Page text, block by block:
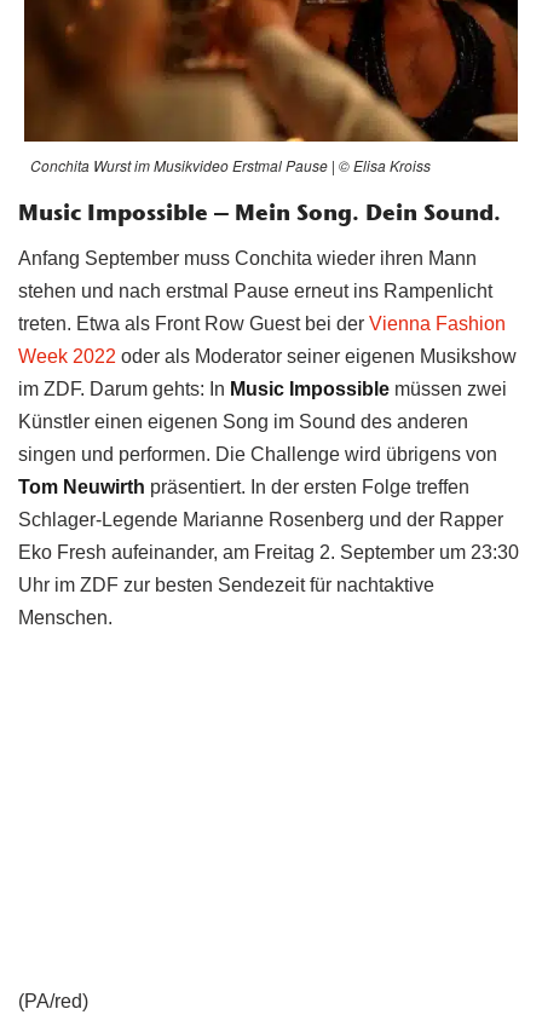
Conchita Wurst im Musikvideo Erstmal Pause | © Elisa Kroiss
Music Impossible – Mein Song. Dein Sound.
Anfang September muss Conchita wieder ihren Mann
stehen und nach erstmal Pause erneut ins Rampenlicht
treten. Etwa als Front Row Guest bei der Vienna Fashion
Week 2022 oder als Moderator seiner eigenen Musikshow
im ZDF. Darum gehts: In Music Impossible müssen zwei
Künstler einen eigenen Song im Sound des anderen
singen und performen. Die Challenge wird übrigens von
Tom Neuwirth präsentiert. In der ersten Folge treffen
Schlager-Legende Marianne Rosenberg und der Rapper
Eko Fresh aufeinander, am Freitag 2. September um 23:30
Uhr im ZDF zur besten Sendezeit für nachtaktive
Menschen.
(PA/red)